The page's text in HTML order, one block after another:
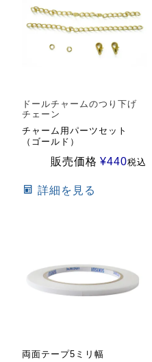
ドールチャームのつり下げ
チェーン
チャーム用パーツセット
（ゴールド）
販売価格 ¥440税込
詳細を見る
両面テープ5ミリ幅